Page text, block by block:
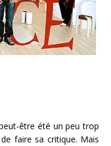
être été un peu trop
faire sa critique. Mais